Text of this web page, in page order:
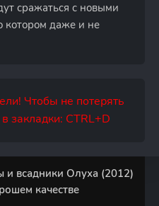
сражаться с новыми
котором даже и не
Чтобы не потерять
закладки: CTRL+D
и всадники Олуха (2012)
качестве